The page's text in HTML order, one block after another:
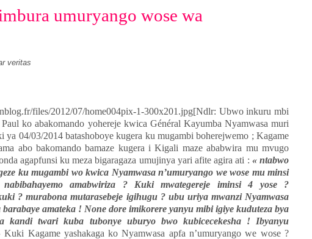
umuryango wose wa
veritas
[Ndlr: Ubwo inkuru mbi
ko abakomando yohereje kwica Général Kayumba Nyamwasa muri
04/03/2014 batashoboye kugera ku mugambi boherejwemo ; Kagame
abo bakomando bamaze kugera i Kigali maze ababwira mu mvugo
agapfunsi ku meza bigaragaza umujinya yari afite agira ati : « ntabwo
ku mugambi wo kwica Nyamwasa n’umuryango we wose mu minsi
amabwiriza ? Kuki mwategereje iminsi 4 yose ?
? murabona mutarasebeje igihugu ? ubu uriya mwanzi Nyamwasa
barabaye amateka ! None dore imikorere yanyu mibi igiye kuduteza bya
kandi twari kuba tubonye uburyo bwo kubicecekesha ! Ibyanyu
Kuki Kagame yashakaga ko Nyamwasa apfa n’umuryango we wose ?